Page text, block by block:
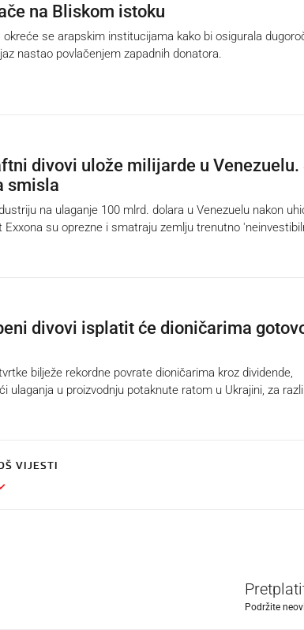
na Bliskom istoku
okreće se arapskim institucijama kako bi osigurala
nastao povlačenjem zapadnih donatora.
divovi ulože milijarde u Venezuelu.
smisla
na ulaganje 100 mlrd. dolara u Venezuelu nakon
su oprezne i smatraju zemlju trenutno
divovi isplatit će dioničarima
bilježe rekordne povrate dioničarima kroz dividende,
ulaganja u proizvodnju potaknute ratom u Ukrajini, za
VIJESTI
Podržite